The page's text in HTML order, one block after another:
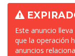
Este anuncio
que la operación
anuncios